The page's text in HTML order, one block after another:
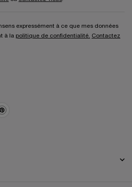
expressément à ce que mes données
à la politique de confidentialité.
Contactez